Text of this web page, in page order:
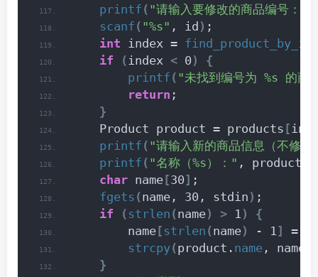
printf ( "请输入要修改的商品编号："
scanf ( "%s" , id ) ;
int index = find_product_by_id
if
(index < 0 )
{
printf ( "未找到编号为 %s 的商
return ;
}
    Product product = products
[
printf ( "请输入新的商品信息（不修
printf ( "名称（%s）：" , product.
char name [30] ;
fgets (name, 30, stdin ) ;
if
(strlen (name) > 1 )
{
        name
[strlen (name) - 1] =
strcpy(product. name , name
}